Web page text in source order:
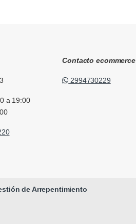
a 19:00
Contacto ecommerce
2994730229
de Arrepentimiento